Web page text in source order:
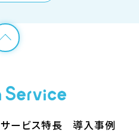
サービス特長 導入事例